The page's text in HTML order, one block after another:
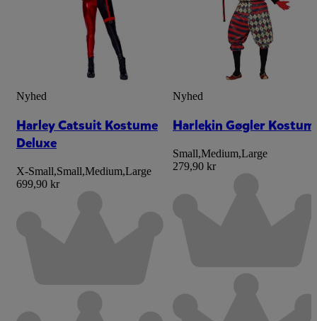
Nyhed
Harley Catsuit Kostume
Deluxe
X-Small,Small,Medium,Large
699,90 kr
Nyhed
Harlekin Gøgler
Small,Medium,Large
279,90 kr